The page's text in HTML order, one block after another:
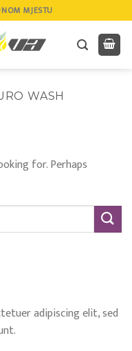
MJESTU
WASH
for. Perhaps
adipiscing elit, sed